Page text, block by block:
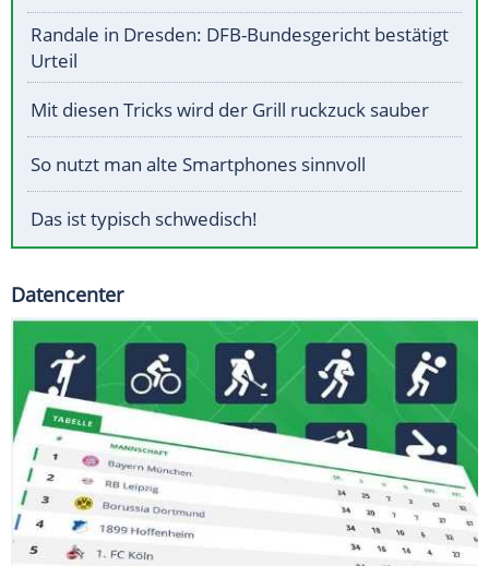
Randale in Dresden: DFB-Bundesgericht bestätigt
Urteil
Mit diesen Tricks wird der Grill ruckzuck sauber
So nutzt man alte Smartphones sinnvoll
Das ist typisch schwedisch!
Datencenter